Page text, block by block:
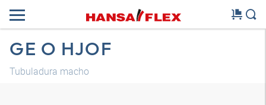
GE O HJOF
Tubuladura macho